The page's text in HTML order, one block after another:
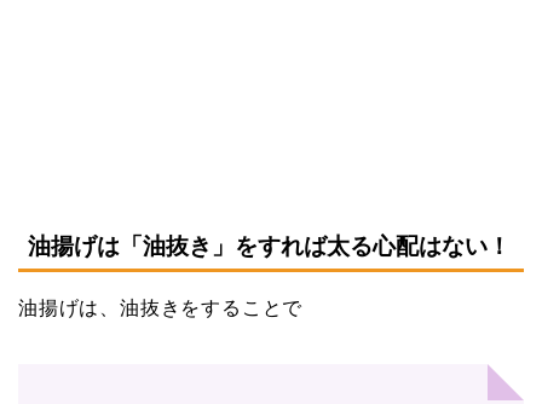
油揚げは「油抜き」をすれば太る心配はない！
油揚げは、油抜きをすることで